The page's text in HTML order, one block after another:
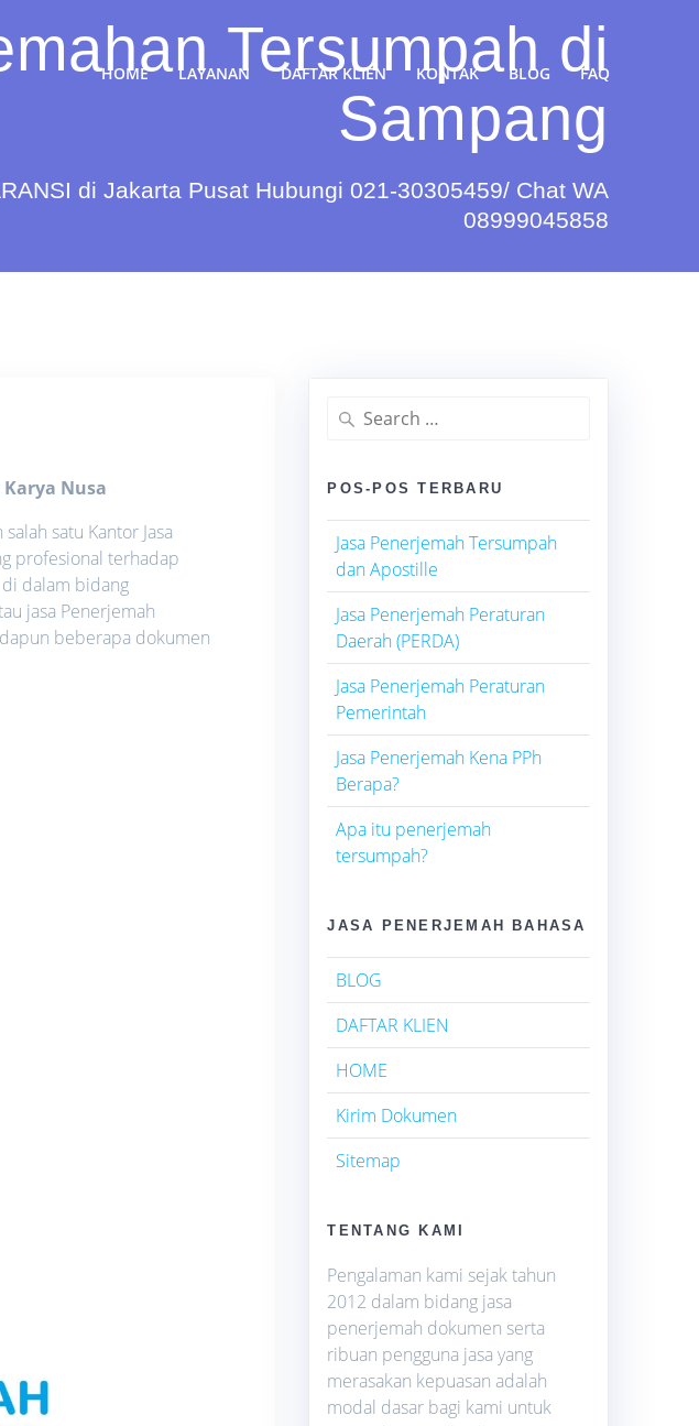
HOME LAYANAN DAFTAR KLIEN KONTAK BLOG FAQ
Tersumpah di
Sampang
di Jakarta Pusat Hubungi 021-30305459/ Chat WA
08999045858
Karya Nusa
satu Kantor Jasa
profesional terhadap
dalam bidang
jasa Penerjemah
beberapa dokumen
Search
for:
POS-POS TERBARU
Jasa Penerjemah Tersumpah
dan Apostille
Jasa Penerjemah Peraturan
Daerah (PERDA)
Jasa Penerjemah Peraturan
Pemerintah
Jasa Penerjemah Kena PPh
Berapa?
Apa itu penerjemah
tersumpah?
JASA PENERJEMAH BAHASA
BLOG
DAFTAR KLIEN
HOME
Kirim Dokumen
Sitemap
TENTANG KAMI
Pengalaman kami sejak tahun
2012 dalam bidang jasa
penerjemah dokumen serta
ribuan pengguna jasa yang
merasakan kepuasan adalah
modal dasar bagi kami untuk